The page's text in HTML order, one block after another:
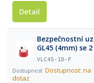
Detail
Bezpečnostní
GL45 (4mm)
VLC45-1D-F
Dostupnost: na
dotaz